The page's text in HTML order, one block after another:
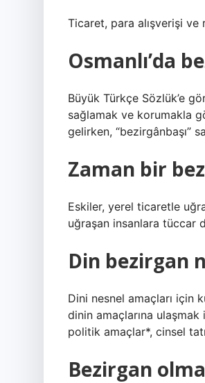
Ticaret, para alışverişi
Osmanlı’da
Büyük Türkçe Sözlük’e
sağlamak ve korumakla
gelirken, “bezirgânbaşı”
Zaman bir
Eskiler, yerel ticaretle
uğraşan insanlara tüccar
Din bezirgan
Dini nesnel amaçları için
dinin amaçlarına ulaşmak
politik amaçlar*, cinsel
Bezirgan